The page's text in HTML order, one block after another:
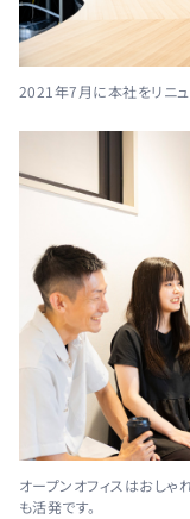
2021年7月に本社をリニュ
オープンオフィスはおし
も活発です。